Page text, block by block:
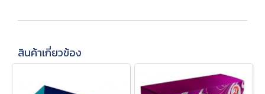
สินค้าเกี่ยวข้อง